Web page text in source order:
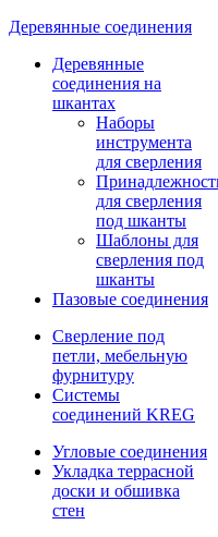
Деревянные соединения
Деревянные
соединения на
шкантах
Наборы
инструмента
для сверления
для сверления
под шканты
Шаблоны для
сверления под
шканты
Пазовые соединения
Сверление под
петли, мебельную
фурнитуру
Системы
соединений KREG
Угловые соединения
Укладка террасной
доски и обшивка
стен